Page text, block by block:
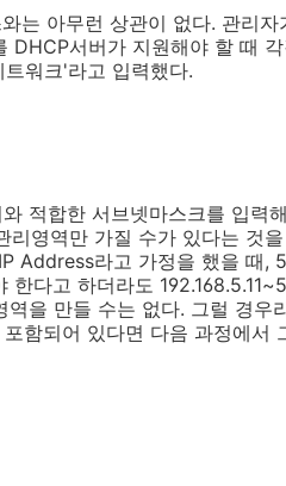
는 아무런 상관이 없다. 관리자
DHCP서버가 지원해야 할 때
워크'라고 입력했다.
적합한 서브넷마스크를 입력
영역만 가질 수가 있다는 것
Address라고 가정을 했을 때,
다고 하더라도
을 만들 수는 없다. 그럴 경우
함되어 있다면 다음 과정에서